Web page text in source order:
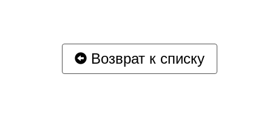
Возврат к списку